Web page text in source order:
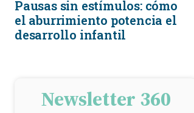
Pausas sin estímulos: cómo
el aburrimiento potencia el
desarrollo infantil
Newsletter 360